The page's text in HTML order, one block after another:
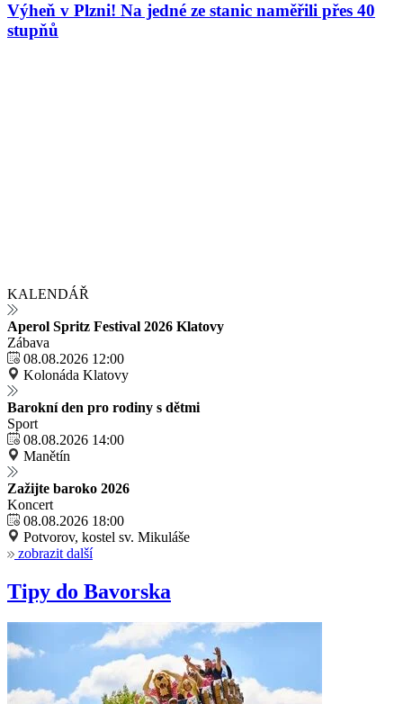
Výheň v Plzni! Na jedné ze stanic naměřili přes 40
stupňů
KALENDÁŘ
Aperol Spritz Festival 2026 Klatovy
Zábava
08.08.2026 12:00
Kolonáda Klatovy
Barokní den pro rodiny s dětmi
Sport
08.08.2026 14:00
Manětín
Zažijte baroko 2026
Koncert
08.08.2026 18:00
Potvorov, kostel sv. Mikuláše
zobrazit další
Tipy do Bavorska